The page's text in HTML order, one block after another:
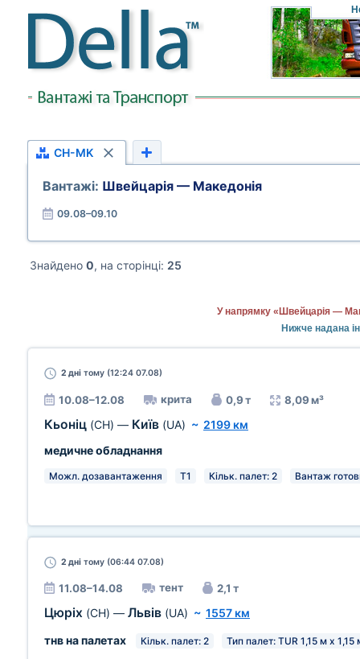
CH-MK
Вантажі: Швейцарія — Македонія
09.08–09.10
Знайдено 0, на сторінці: 25
У напрямку «Швейцарія —
Нижче надана
2 дні тому (12:24 07.08)
10.08–12.08 крита 0,9 т 8,09 м³
Кьоніц (CH) — Київ (UA) ~ 2199 км
медичне обладнання
Можл. дозавантаження T1 Кільк. палет: 2 Вантаж
2 дні тому (06:44 07.08)
11.08–14.08 тент 2,1 т
Цюріх (CH) — Львів (UA) ~ 1557 км
тнв на палетах
Кільк. палет: 2 Тип палет: TUR 1,15 м х 1,15